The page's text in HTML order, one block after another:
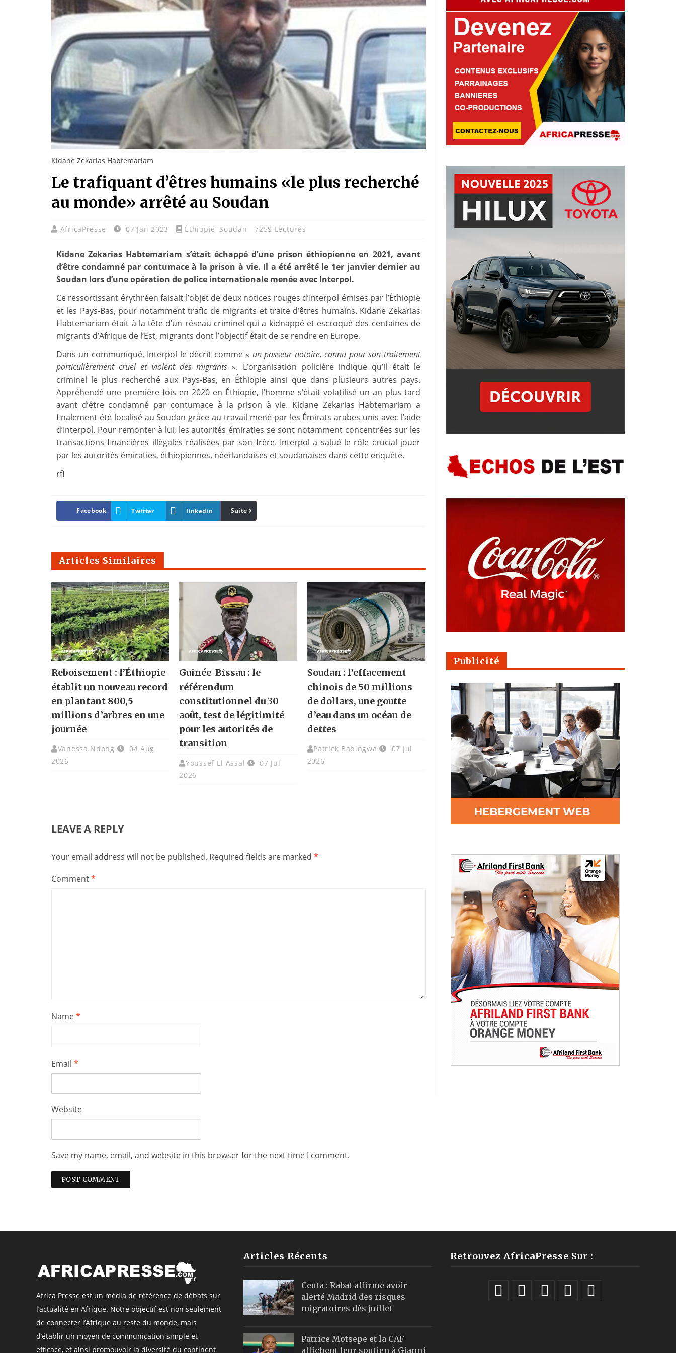
Kidane Zekarias Habtemariam
Le trafiquant d’êtres humains «le plus recherché
au monde» arrêté au Soudan
AfricaPresse 07 Jan 2023 Éthiopie, Soudan 7259 Lectures
Kidane Zekarias Habtemariam s’était échappé d’une prison éthiopienne en 2021, avant
d’être condamné par contumace à la prison à vie. Il a été arrêté le 1er janvier dernier au
Soudan lors d’une opération de police internationale menée avec Interpol.
Ce ressortissant érythréen faisait l’objet de deux notices rouges d’Interpol émises par l’Éthiopie
et les Pays-Bas, pour notamment trafic de migrants et traite d’êtres humains. Kidane Zekarias
Habtemariam était à la tête d’un réseau criminel qui a kidnappé et escroqué des centaines de
migrants d’Afrique de l’Est, migrants dont l’objectif était de se rendre en Europe.
Dans un communiqué, Interpol le décrit comme « un passeur notoire, connu pour son traitement
particulièrement cruel et violent des migrants ». L’organisation policière indique qu’il était le
criminel le plus recherché aux Pays-Bas, en Éthiopie ainsi que dans plusieurs autres pays.
Appréhendé une première fois en 2020 en Éthiopie, l’homme s’était volatilisé un an plus tard
avant d’être condamné par contumace à la prison à vie. Kidane Zekarias Habtemariam a
finalement été localisé au Soudan grâce au travail mené par les Émirats arabes unis avec l’aide
d’Interpol. Pour remonter à lui, les autorités émiraties se sont notamment concentrées sur les
transactions financières illégales réalisées par son frère. Interpol a salué le rôle crucial jouer
par les autorités émiraties, éthiopiennes, néerlandaises et soudanaises dans cette enquête.
rfi
Facebook Twitter linkedin Pinterest
Suite
Articles Similaires
Reboisement : l’Éthiopie
établit un nouveau record
en plantant 800,5
millions d’arbres en une
journée
Vanessa Ndong
04 Aug
2026
Guinée-Bissau : le
référendum
constitutionnel du 30
août, test de légitimité
pour les autorités de
transition
Youssef El Assal
07 Jul
2026
Soudan : l’effacement
chinois de 50 millions
de dollars, une goutte
d’eau dans un océan de
dettes
Patrick Babingwa
07 Jul
2026
LEAVE A REPLY
Your email address will not be published. Required fields are marked *
Comment*
Name*
Email *
Website
Save my name, email, and website in this browser for the next time I comment.
Publicité
Africa Presse est un média de référence de débats sur
l’actualité en Afrique. Notre objectif est non seulement
de connecter l’Afrique au reste du monde, mais
d’établir un moyen de communication simple et
efficace, et ainsi promouvoir la diversité du continent
Articles Récents
Ceuta : Rabat affirme avoir
alerté Madrid des risques
migratoires dès juillet
Patrice Motsepe et la CAF
affichent leur soutien à Gianni
Retrouvez AfricaPresse Sur :